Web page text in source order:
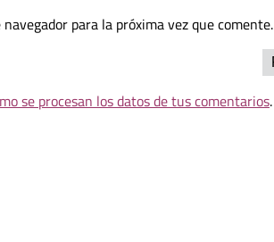
para la próxima vez que comente.
se procesan los datos de tus comentarios.